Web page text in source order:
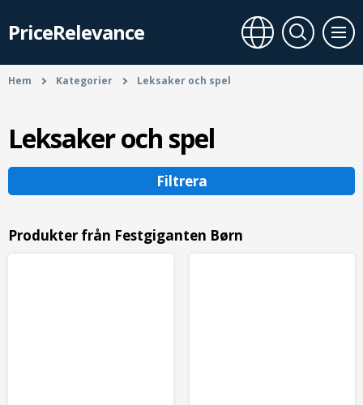
PriceRelevance
Hem Kategorier Leksaker och spel
Leksaker och spel
Filtrera
Produkter från Festgiganten Børn